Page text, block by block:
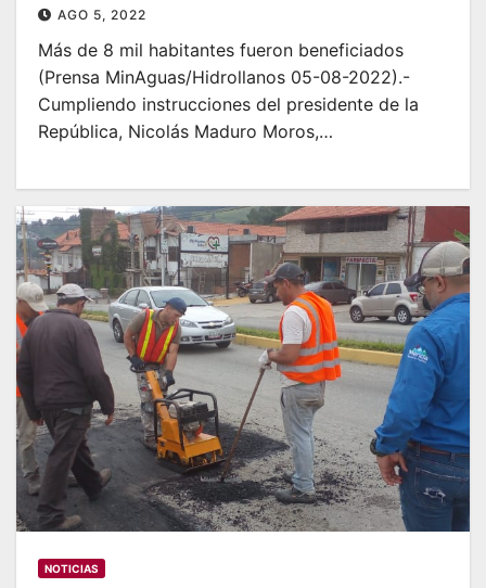
AGO 5, 2022
Más de 8 mil habitantes fueron beneficiados
(Prensa MinAguas/Hidrollanos 05-08-2022).-
Cumpliendo instrucciones del presidente de la
República, Nicolás Maduro Moros,…
NOTICIAS